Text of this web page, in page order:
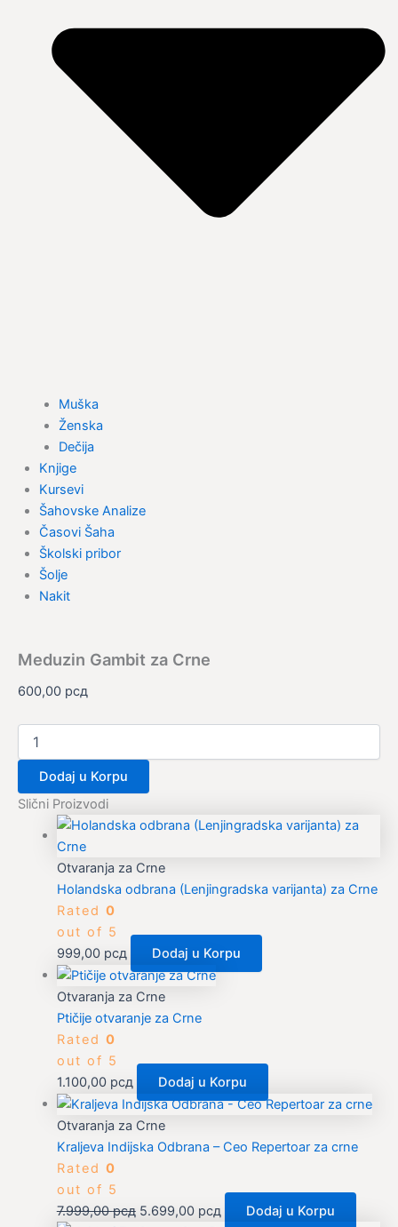
Muška
Ženska
Dečija
Knjige
Kursevi
Šahovske Analize
Časovi Šaha
Školski pribor
Šolje
Nakit
Meduzin Gambit za Crne
600,00 рсд
Dodaj u Korpu
Slični Proizvodi
Otvaranja za Crne
Holandska odbrana (Lenjingradska varijanta) za Crne
Rated 0
out of 5
999,00 рсд Dodaj u Korpu
Otvaranja za Crne
Ptičije otvaranje za Crne
Rated 0
out of 5
1.100,00 рсд Dodaj u Korpu
Otvaranja za Crne
Kraljeva Indijska Odbrana – Ceo Repertoar za crne
Rated 0
out of 5
7.999,00рсд 5.699,00 рсд Dodaj u Korpu